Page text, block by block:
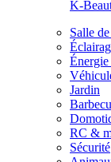
K-
Salle
Jardin
RC &
Sécurité